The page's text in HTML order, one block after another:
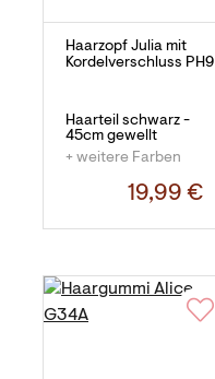
Haarzopf Julia mit
Kordelverschluss PH9
Haarteil schwarz -
45cm gewellt
+ weitere Farben
19,99 €